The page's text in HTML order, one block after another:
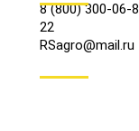
8 (800) 300-06-
22
RSagro@mail.ru